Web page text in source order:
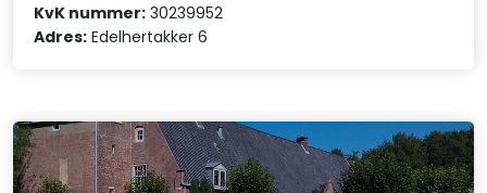
KvK nummer: 30239952
Adres: Edelhertakker 6